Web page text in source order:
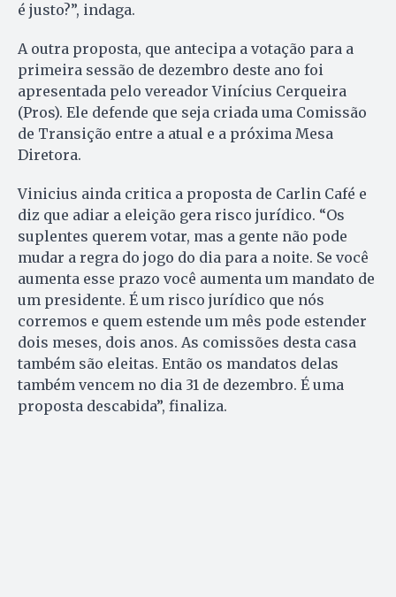
é justo?”, indaga.
A outra proposta, que antecipa a votação para a
primeira sessão de dezembro deste ano foi
apresentada pelo vereador Vinícius Cerqueira
(Pros). Ele defende que seja criada uma Comissão
de Transição entre a atual e a próxima Mesa
Diretora.
Vinicius ainda critica a proposta de Carlin Café e
diz que adiar a eleição gera risco jurídico. “Os
suplentes querem votar, mas a gente não pode
mudar a regra do jogo do dia para a noite. Se você
aumenta esse prazo você aumenta um mandato de
um presidente. É um risco jurídico que nós
corremos e quem estende um mês pode estender
dois meses, dois anos. As comissões desta casa
também são eleitas. Então os mandatos delas
também vencem no dia 31 de dezembro. É uma
proposta descabida”, finaliza.